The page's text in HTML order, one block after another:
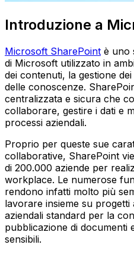
Introduzione a
Microsoft SharePoint è uno
di Microsoft utilizzato in
dei contenuti, la gestione
delle conoscenze.
centralizzata e sicura che
collaborare, gestire i dati e
processi aziendali.
Proprio per queste sue
collaborative, SharePoint
di 200.000 aziende per
workplace. Le numerose
rendono infatti molto più
lavorare insieme su
aziendali standard per la
pubblicazione di documenti
sensibili.